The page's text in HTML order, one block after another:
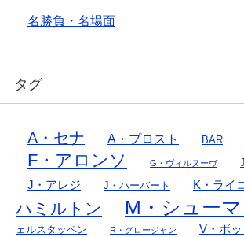
名勝負・名場面
タグ
A・セナ A・プロスト BAR
F・アロンソ G・ヴィルヌーヴ
J・アレジ J・ハーバート K・ライ
ハミルトン
M・シュー
ェルスタッペン
R・グロージャン V・ボッ